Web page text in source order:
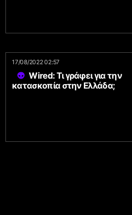
17/08/2022 02:57
Wired: Τι γράφει για την
κατασκοπία στην Ελλάδα;